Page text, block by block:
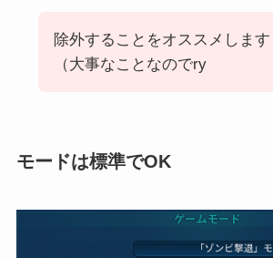
除外することをオススメします
（大事なことなのでry
モードは標準でOK